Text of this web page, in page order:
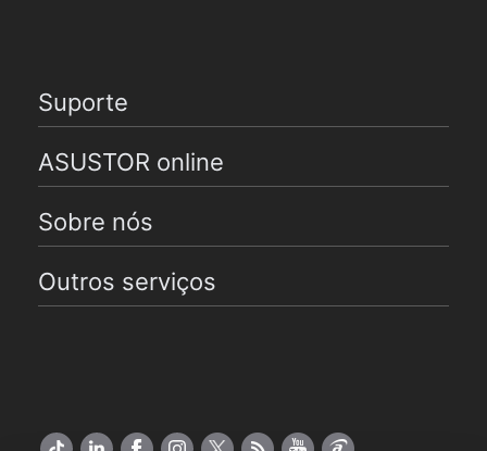
Suporte
ASUSTOR online
Sobre nós
Outros serviços